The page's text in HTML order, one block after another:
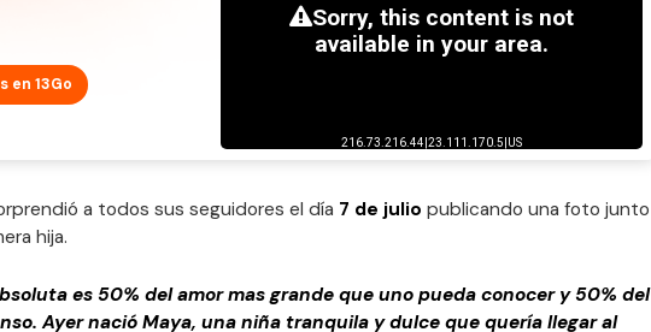
en 13Go
a todos sus seguidores el día 7 de julio publicando una foto junto
hija.
es 50% del amor mas grande que uno pueda conocer y 50% del
Ayer nació Maya, una niña tranquila y dulce que quería llegar al